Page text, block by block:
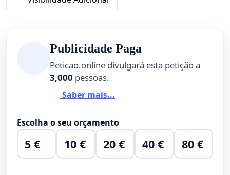
Publicidade Paga
Peticao.online divulgará esta petição a
3,000 pessoas.
Saber mais...
Escolha o seu orçamento
5 € 10 € 20 € 40 € 80 €